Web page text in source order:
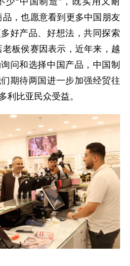
品，也愿意看到更多中国朋友
好产品、好想法，共同探索
老板侯赛因表示，近年来，越
问和选择中国产品，中国制
期待两国进一步加强经贸往
利比亚民众受益。